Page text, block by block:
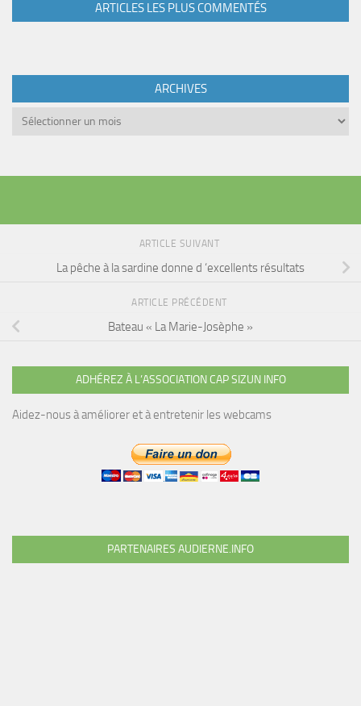
ARTICLES LES PLUS COMMENTÉS
ARCHIVES
Archives
ARTICLE SUIVANT
La pêche à la sardine donne d ‘excellents résultats
ARTICLE PRÉCÉDENT
Bateau « La Marie-Josèphe »
ADHÉREZ À L’ASSOCIATION CAP SIZUN INFO
Aidez-nous à améliorer et à entretenir les webcams
PARTENAIRES AUDIERNE.INFO